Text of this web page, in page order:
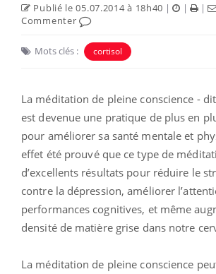
Publié le 05.07.2014 à 18h40 | | |
Commenter
Mots clés : cortisol
La méditation de pleine conscience -
est devenue une pratique de plus en
pour améliorer sa santé mentale et
effet été prouvé que ce type de
d’excellents résultats pour réduire le
contre la dépression, améliorer
performances cognitives, et même
densité de matière grise dans notre
La méditation de pleine conscience